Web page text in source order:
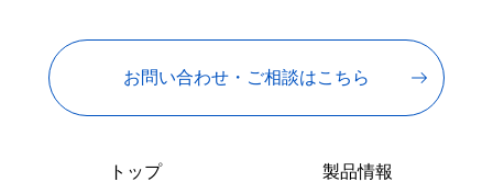
お問い合わせ・ご相談はこちら
トップ 製品情報